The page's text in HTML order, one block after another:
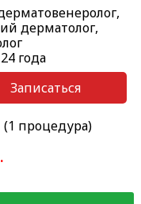
дерматолог,
года
Записаться
процедура)